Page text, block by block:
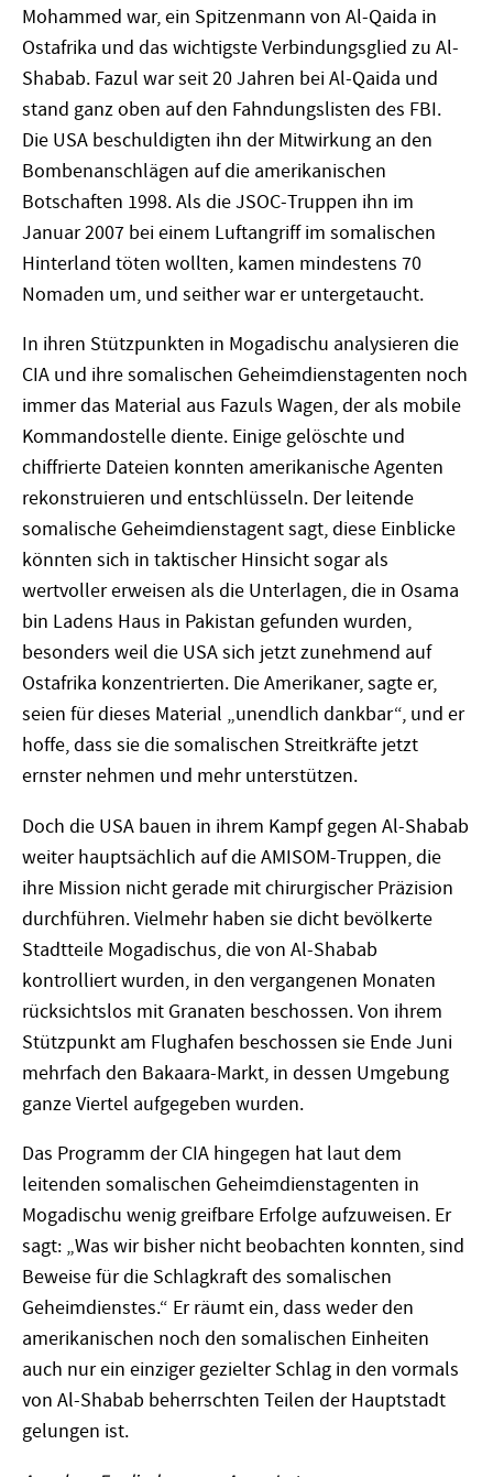
Mohammed war, ein Spitzenmann von Al-Qaida in
Ostafrika und das wichtigste Verbindungsglied zu Al-
Shabab. Fazul war seit 20 Jahren bei Al-Qaida und
stand ganz oben auf den Fahndungslisten des FBI.
Die USA beschuldigten ihn der Mitwirkung an den
Bombenanschlägen auf die amerikanischen
Botschaften 1998. Als die JSOC-Truppen ihn im
Januar 2007 bei einem Luftangriff im somalischen
Hinterland töten wollten, kamen mindestens 70
Nomaden um, und seither war er untergetaucht.
In ihren Stützpunkten in Mogadischu analysieren die
CIA und ihre somalischen Geheimdienstagenten noch
immer das Material aus Fazuls Wagen, der als mobile
Kommandostelle diente. Einige gelöschte und
chiffrierte Dateien konnten amerikanische Agenten
rekonstruieren und entschlüsseln. Der leitende
somalische Geheimdienstagent sagt, diese Einblicke
könnten sich in taktischer Hinsicht sogar als
wertvoller erweisen als die Unterlagen, die in Osama
bin Ladens Haus in Pakistan gefunden wurden,
besonders weil die USA sich jetzt zunehmend auf
Ostafrika konzentrierten. Die Amerikaner, sagte er,
seien für dieses Material „unendlich dankbar“, und er
hoffe, dass sie die somalischen Streitkräfte jetzt
ernster nehmen und mehr unterstützen.
Doch die USA bauen in ihrem Kampf gegen Al-Shabab
weiter hauptsächlich auf die AMISOM-Truppen, die
ihre Mission nicht gerade mit chirurgischer Präzision
durchführen. Vielmehr haben sie dicht bevölkerte
Stadtteile Mogadischus, die von Al-Shabab
kontrolliert wurden, in den vergangenen Monaten
rücksichtslos mit Granaten beschossen. Von ihrem
Stützpunkt am Flughafen beschossen sie Ende Juni
mehrfach den Bakaara-Markt, in dessen Umgebung
ganze Viertel aufgegeben wurden.
Das Programm der CIA hingegen hat laut dem
leitenden somalischen Geheimdienstagenten in
Mogadischu wenig greifbare Erfolge aufzuweisen. Er
sagt: „Was wir bisher nicht beobachten konnten, sind
Beweise für die Schlagkraft des somalischen
Geheimdienstes.“ Er räumt ein, dass weder den
amerikanischen noch den somalischen Einheiten
auch nur ein einziger gezielter Schlag in den vormals
von Al-Shabab beherrschten Teilen der Hauptstadt
gelungen ist.